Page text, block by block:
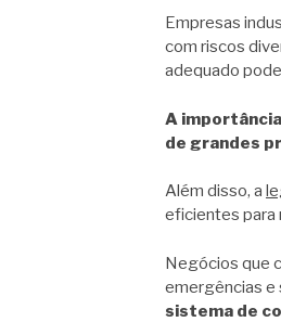
Empresas
com riscos
adequado
A
de grandes
Além disso, a
eficientes para
Negócios que
emergências e
sistema de